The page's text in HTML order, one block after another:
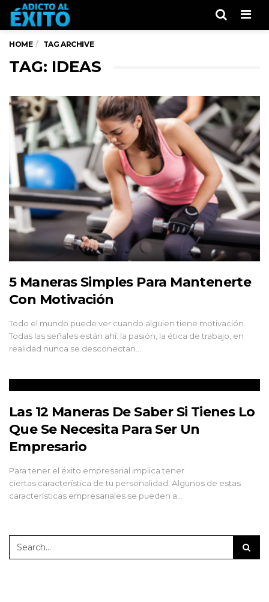
HOME TAG ARCHIVE
TAG: IDEAS
5 Maneras Simples Para Mantenerte
Con Motivación
Todo el mundo puede ver cuando alguien tiene motivación.
Todas las señales están ahí: la pasión, la ética de trabajo, en
realidad nunca se desconectan.…
Las 12 Maneras De Saber Si Tienes Lo
Que Se Necesita Para Ser Un
Empresario
Para tener el éxito empresarial implica tener
ciertas característica de tu personalidad. Algunos de estas
características empresariales se pueden a…